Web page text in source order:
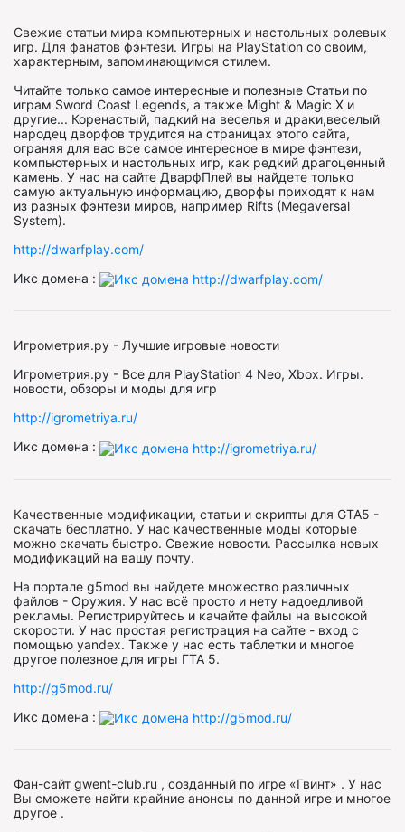
Свежие статьи мира компьютерных и настольных ролевых
игр. Для фанатов фэнтези. Игры на PlayStation со своим,
характерным, запоминающимся стилем.
Читайте только самое интересные и полезные Статьи по
играм Sword Coast Legends, а также Might & Magic X и
другие... Коренастый, падкий на веселья и драки,веселый
народец дворфов трудится на страницах этого сайта,
ограняя для вас все самое интересное в мире фэнтези,
компьютерных и настольных игр, как редкий драгоценный
камень. У нас на сайте ДварфПлей вы найдете только
самую актуальную информацию, дворфы приходят к нам
из разных фэнтези миров, например Rifts (Megaversal
System).
http://dwarfplay.com/
Икс домена :
Игрометрия.ру - Лучшие игровые новости
Игрометрия.ру - Все для PlayStation 4 Neo, Xbox. Игры.
новости, обзоры и моды для игр
http://igrometriya.ru/
Икс домена :
Качественные модификации, статьи и скрипты для GTA5 -
скачать бесплатно. У нас качественные моды которые
можно скачать быстро. Свежие новости. Рассылка новых
модификаций на вашу почту.
На портале g5mod вы найдете множество различных
файлов - Оружия. У нас всё просто и нету надоедливой
рекламы. Регистрируйтесь и качайте файлы на высокой
скорости. У нас простая регистрация на сайте - вход с
помощью yandex. Также у нас есть таблетки и многое
другое полезное для игры ГТА 5.
http://g5mod.ru/
Икс домена :
Фан-сайт gwent-club.ru , созданный по игре «Гвинт» . У нас
Вы сможете найти крайние анонсы по данной игре и многое
другое .